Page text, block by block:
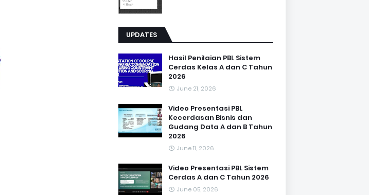
UPDATES
Hasil Penilaian PBL Sistem
Cerdas Kelas A dan C Tahun
2026
June 21, 2026
Video Presentasi PBL
Kecerdasan Bisnis dan
Gudang Data A dan B Tahun
2026
June 11, 2026
Video Presentasi PBL Sistem
Cerdas A dan C Tahun 2026
June 05, 2026